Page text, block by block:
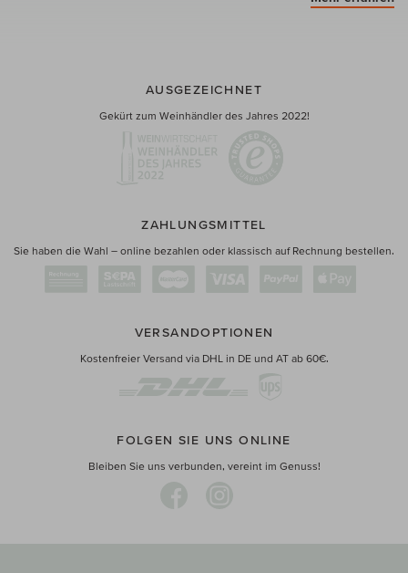
AUSGEZEICHNET
Gekürt zum Weinhändler des Jahres 2022!
ZAHLUNGSMITTEL
Sie haben die Wahl – online bezahlen oder klassisch auf Rechnung bestellen.
VERSANDOPTIONEN
Kostenfreier Versand via DHL in DE und AT ab 60€.
FOLGEN SIE UNS ONLINE
Bleiben Sie uns verbunden, vereint im Genuss!